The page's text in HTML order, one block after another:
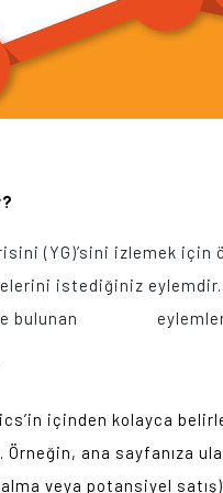
(YG)’sini
istediğiniz
bulunan eylemleri
içinden kolayca
ana sayfanıza
veya potansiyel